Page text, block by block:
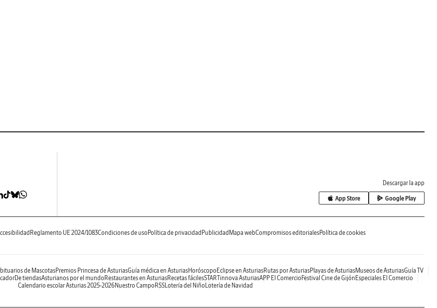
Descargar la app
App Store Google Play
Reglamento UE 2024/1083Condiciones de uso Política de privacidad Publicidad Mapa webCompromisos editorialesPolítica de cookies
de MascotasPremios Princesa de AsturiasGuía médica en AsturiasHoróscopo Eclipse en AsturiasRutas por AsturiasPlayas de AsturiasMuseos de AsturiasGuía TV
De tiendasAsturianos por el mundo Restaurantes en AsturiasRecetas fácilesSTARTinnova AsturiasAPP El Comercio Festival Cine de Gijón Especiales El Comercio
Calendario escolar Asturias 2025-2026Nuestro Campo RSSLotería del Niño Lotería de Navidad